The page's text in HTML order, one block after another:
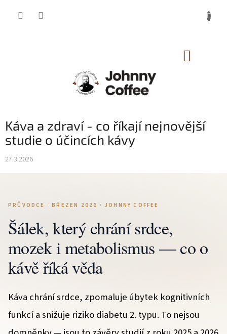
Káva a zdraví - co říkají nejnovější
studie o účincích kávy
27.3.2026
PRŮVODCE · BŘEZEN 2026 · JOHNNY COFFEE
Šálek, který chrání srdce,
mozek i metabolismus — co o
kávě říká věda
Káva chrání srdce, zpomaluje úbytek kognitivních
funkcí a snižuje riziko diabetu 2. typu. To nejsou